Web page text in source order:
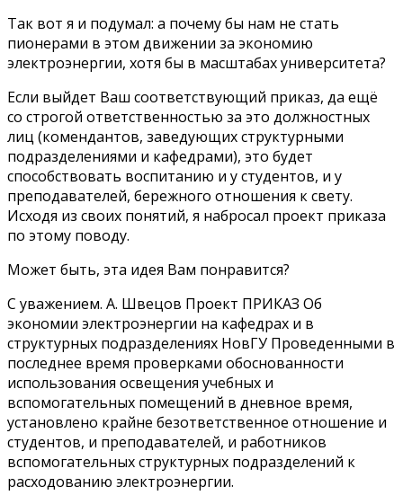
Так вот я и подумал: а почему бы нам не стать
пионерами в этом движении за экономию
электроэнергии, хотя бы в масштабах университета?
Если выйдет Ваш соответствующий приказ, да ещё
со строгой ответственностью за это должностных
лиц (комендантов, заведующих структурными
подразделениями и кафедрами), это будет
способствовать воспитанию и у студентов, и у
преподавателей, бережного отношения к свету.
Исходя из своих понятий, я набросал проект приказа
по этому поводу.
Может быть, эта идея Вам понравится?
С уважением. А. Швецов Проект ПРИКАЗ Об
экономии электроэнергии на кафедрах и в
структурных подразделениях НовГУ Проведенными в
последнее время проверками обоснованности
использования освещения учебных и
вспомогательных помещений в дневное время,
установлено крайне безответственное отношение и
студентов, и преподавателей, и работников
вспомогательных структурных подразделений к
расходованию электроэнергии.